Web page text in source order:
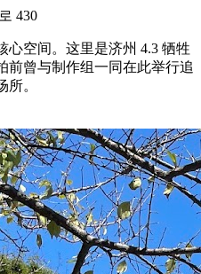
430
心空间。这里是济州 4.3 牺牲
前曾与制作组一同在此举行追
。